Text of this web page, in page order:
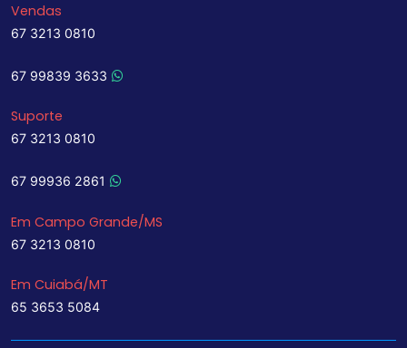
Vendas
67 3213 0810
67 99839 3633
Suporte
67 3213 0810
67 99936 2861
Em Campo Grande/MS
67 3213 0810
Em Cuiabá/MT
65 3653 5084